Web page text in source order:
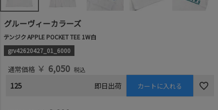
グルーヴィーカラーズ
テンジク APPLE POCKET TEE 1W白
grv42620427_01_6000
通常価格 ￥ 6,050 税込
125 即日出荷 カートに入れる